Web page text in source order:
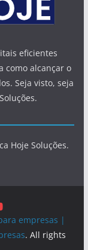
eficientes
como alcançar o
Seja visto, seja
Hoje Soluções.
empresas |
. All rights